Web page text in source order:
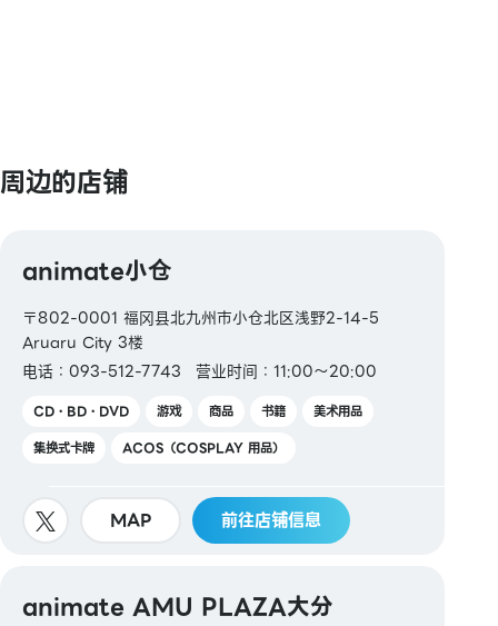
周边的店铺
animate小仓
〒802-0001 福冈县北九州市小仓北区浅野2-14-5
Aruaru City 3楼
电话：093-512-7743
营业时间：11:00～20:00
CD・BD・DVD 游戏 商品 书籍
美术用品
集换式卡牌
ACOS（COSPLAY 用品）
MAP 前往店铺信息
animate AMU PLAZA大分